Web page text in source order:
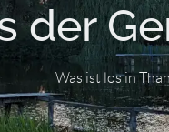
der
Was ist los in